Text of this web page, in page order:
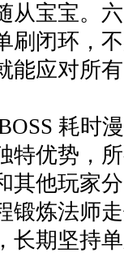
从宝宝。
刷闭环，
能应对所
耗时漫
特优势，
其他玩家
锻炼法师
长期坚持